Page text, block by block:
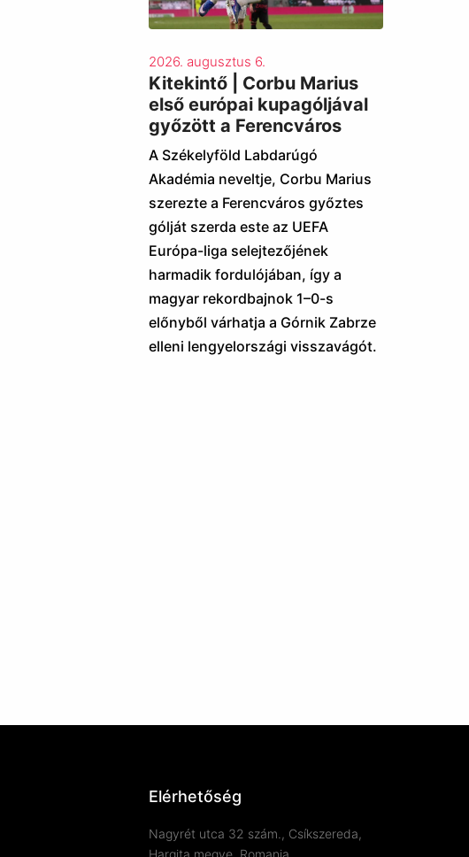
2026. augusztus 6.
Kitekintő | Corbu Marius
első európai kupagóljával
győzött a Ferencváros
A Székelyföld Labdarúgó
Akadémia neveltje, Corbu Marius
szerezte a Ferencváros győztes
gólját szerda este az UEFA
Európa-liga selejtezőjének
harmadik fordulójában, így a
magyar rekordbajnok 1–0-s
előnyből várhatja a Górnik Zabrze
elleni lengyelországi visszavágót.
Elérhetőség
Nagyrét utca 32 szám., Csíkszereda,
Hargita megye, Romania